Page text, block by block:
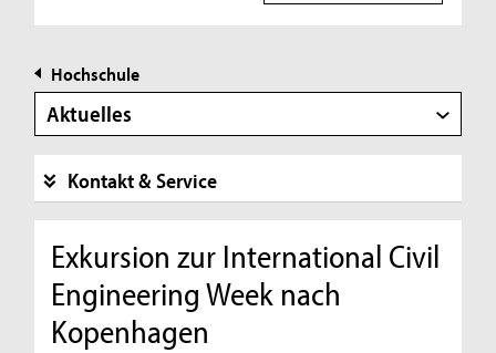
Hochschule
Aktuelles
Kontakt & Service
Exkursion zur International Civil
Engineering Week nach
Kopenhagen